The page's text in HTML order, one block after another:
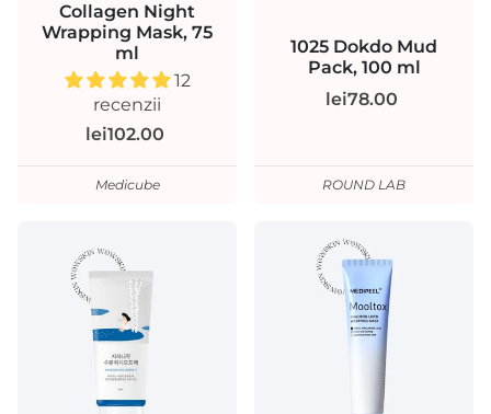
Collagen Night
Wrapping Mask, 75
ml
12
recenzii
lei102.00
Medicube
1025 Dokdo Mud
Pack, 100 ml
lei78.00
ROUND LAB